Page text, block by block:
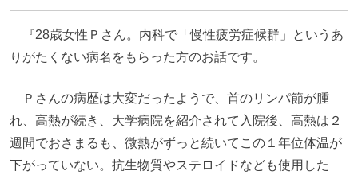
『28歳女性Ｐさん。内科で「慢性疲労症候群」というあ
りがたくない病名をもらった方のお話です。
Ｐさんの病歴は大変だったようで、首のリンパ節が腫
れ、高熱が続き、大学病院を紹介されて入院後、高熱は２
週間でおさまるも、微熱がずっと続いてこの１年位体温が
下がっていない。抗生物質やステロイドなども使用した